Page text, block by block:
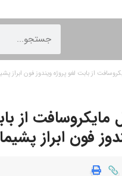
از بابت لغو پروژه ویندوز فون ابراز
مایکروسافت از
فون ابراز